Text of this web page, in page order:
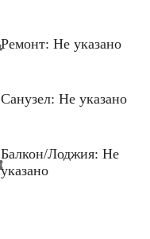
Ремонт: Не указано
Санузел: Не указано
Балкон/Лоджия: Не
указано